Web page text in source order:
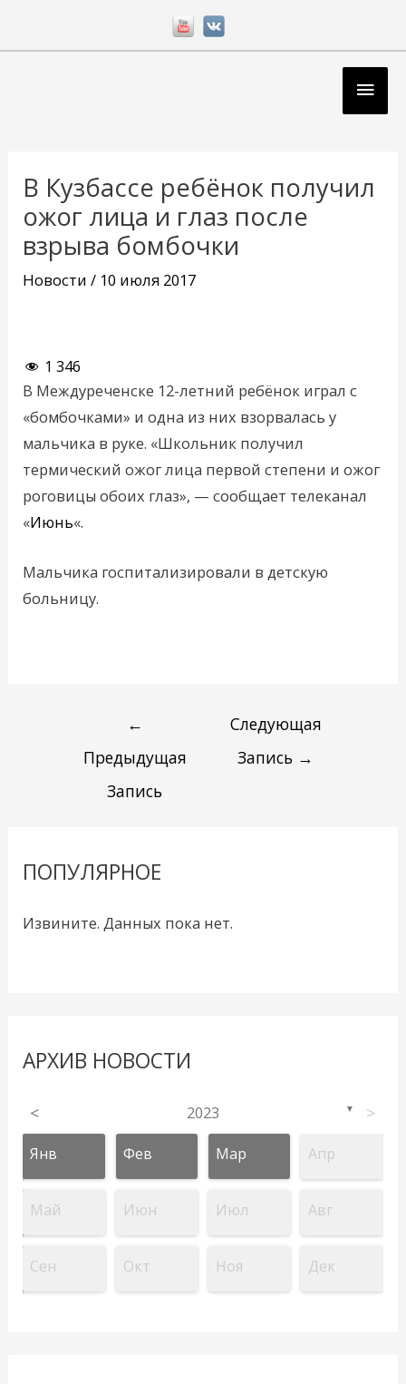
В Кузбассе ребёнок получил
ожог лица и глаз после
взрыва бомбочки
Новости / 10 июля 2017
1 346
В Междуреченске 12-летний ребёнок играл с
«бомбочками» и одна из них взорвалась у
мальчика в руке. «Школьник получил
термический ожог лица первой степени и ожог
роговицы обоих глаз», — сообщает телеканал
«Июнь«.
Мальчика госпитализировали в детскую
больницу.
записям
←
Предыдущая
Запись
Следующая
Запись →
ПОПУЛЯРНОЕ
Извините. Данных пока нет.
АРХИВ НОВОСТИ
< 2023 ▼ >
Янв Фев Мар Апр
Май Июн Июл Авг
Сен Окт Ноя Дек